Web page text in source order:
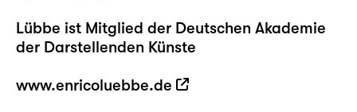
Lübbe ist Mitglied der Deutschen Akademie
der Darstellenden Künste
www.enricoluebbe.de